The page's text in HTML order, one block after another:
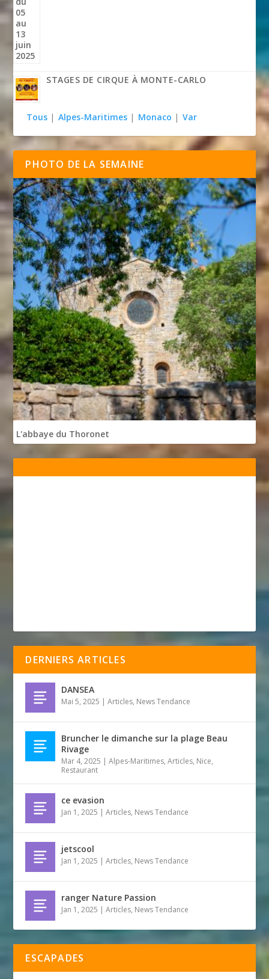
STAGES DE CIRQUE À MONTE-CARLO
Tous | Alpes-Maritimes | Monaco | Var
PHOTO DE LA SEMAINE
L'abbaye du Thoronet
DERNIERS ARTICLES
DANSEA
Mai 5, 2025 |Articles, News Tendance
Bruncher le dimanche sur la plage Beau
Rivage
Mar 4, 2025 |Alpes-Maritimes,Articles, Nice,
Restaurant
ce evasion
Jan 1, 2025 |Articles, News Tendance
jetscool
Jan 1, 2025 |Articles, News Tendance
ranger Nature Passion
Jan 1, 2025 |Articles, News Tendance
ESCAPADES